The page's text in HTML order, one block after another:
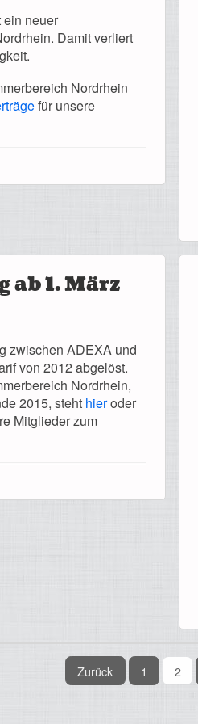
ein neuer
Damit verliert
Nordrhein
für unsere
1. März
zwischen ADEXA und
von 2012 abgelöst.
Nordrhein,
2015, steht hieroder
Mitglieder zum
Zurück 1 2